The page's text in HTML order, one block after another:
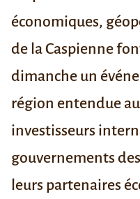
économiques,
de la Caspienne
dimanche un
région entendue au
investisseurs
gouvernements
leurs partenaires